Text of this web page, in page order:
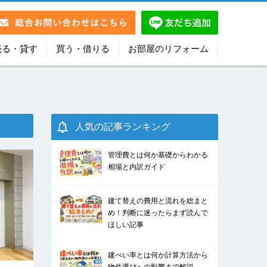
・貸す 買う・借りる お部屋のリフォーム
人気の記事ランキング
管理費とは何か基礎からわかる
相場と内訳ガイド
建て替えの費用と流れを総まと
め！判断に迷ったらまず読んで
ほしい記事
建ぺい率とは何か計算方法から